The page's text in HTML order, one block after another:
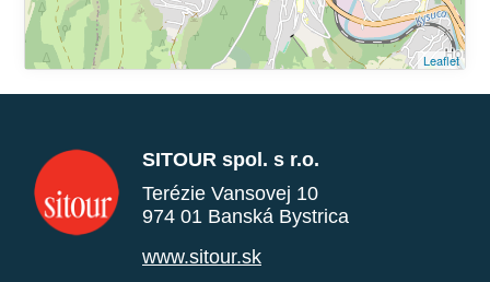
Leaflet
SITOUR spol. s r.o.
Terézie Vansovej 10
974 01 Banská Bystrica
www.sitour.sk